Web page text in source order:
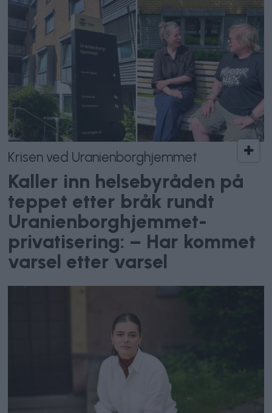
Krisen ved Uranienborghjemmet
Kaller inn helsebyråden på
teppet etter bråk rundt
Uranienborghjemmet-
privatisering: – Har kommet
varsel etter varsel